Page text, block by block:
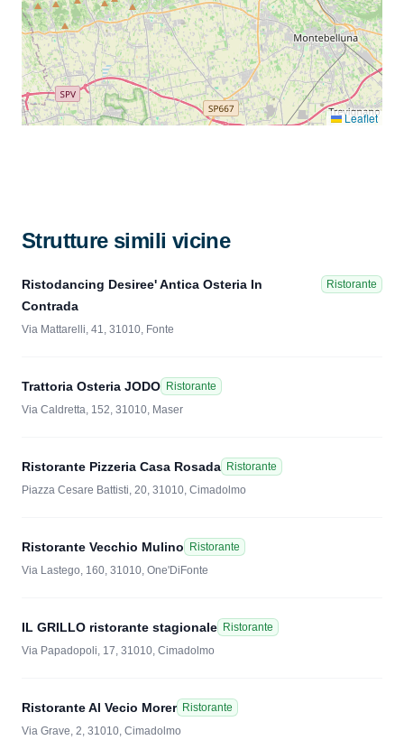
Leaflet
Strutture simili vicine
Ristodancing Desiree' Antica Osteria In
Contrada
Ristorante
Via Mattarelli, 41, 31010, Fonte
Trattoria Osteria JODO Ristorante
Via Caldretta, 152, 31010, Maser
Ristorante Pizzeria Casa Rosada Ristorante
Piazza Cesare Battisti, 20, 31010, Cimadolmo
Ristorante Vecchio Mulino
Ristorante
Via Lastego, 160, 31010, One'DiFonte
IL GRILLO ristorante stagionale Ristorante
Via Papadopoli, 17, 31010, Cimadolmo
Ristorante Al Vecio Morer Ristorante
Via Grave, 2, 31010, Cimadolmo